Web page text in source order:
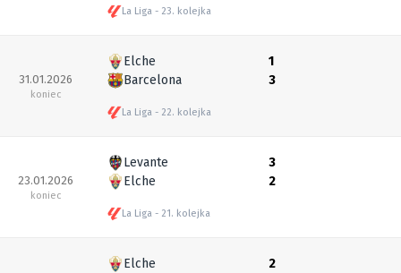
La Liga 23. kolejka
31.01.2026
koniec
Elche
Barcelona
La Liga 22. kolejka
1
3
23.01.2026
koniec
Levante
Elche
La Liga 21. kolejka
3
2
Elche
2